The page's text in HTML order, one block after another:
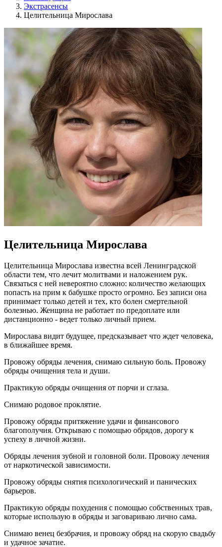
Экстрасенсы
Целительница Мирослава
Целительница Мирослава
Целительница Мирослава известна всей Ленинградской
области тем, что лечит молитвами и наложением рук.
Связаться с ней невероятно сложно: количество желающих
попасть на прим к бабушке просто огромно. Без записи она
принимает только детей и тех, кто болен смертельной
болезнью. Женщина не работает по предоплате или
дистанционно - ведет только личный прием.
Мирослава видит будущее, предсказывает что ждет человека,
в ближайшее время.
Провожу обряды лечения, снимаю сильную боль. Провожу
обряды очищения тела и души.
Практикую обряды очищения от порчи и сглаза.
Снимаю родовое проклятие.
Провожу обряды притяжение удачи и финансового
благополучия. Открываю с помощью обрядов, дорогу к
успеху в личной жизни.
Обряды лечения зубной и головной боли. Провожу лечения
от наркотической зависимости.
Провожу обряды снятия психологический и панических
барьеров.
Практикую обряды похудения с помощью собственных трав,
которые использую в обряды и заговариваю лично сама.
Снимаю венец безбрачия, и провожу обряд на скорую свадьбу
и удачное зачатие.